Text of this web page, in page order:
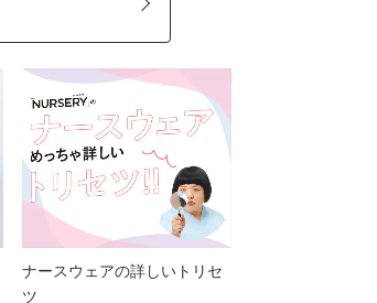
ナースウェアの詳しいトリセ
ツ